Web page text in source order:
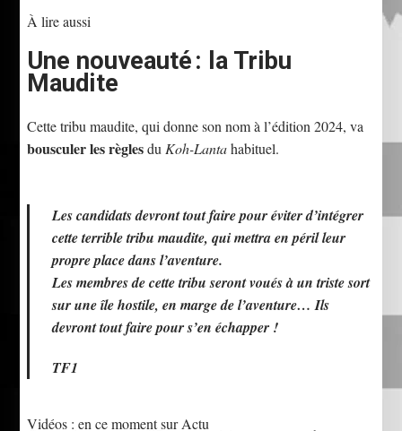
À lire aussi
Une nouveauté : la Tribu
Maudite
Cette tribu maudite, qui donne son nom à l’édition 2024, va
bousculer les règlesduKoh-Lantahabituel.
Les candidats devront tout faire pour éviter d’intégrer
cette terrible tribu maudite, qui mettra en péril leur
propre place dans l’aventure.
Les membres de cette tribu seront voués à un triste sort
sur une île hostile, en marge de l’aventure… Ils
devront tout faire pour s’en échapper !
TF1
Vidéos : en ce moment sur Actu